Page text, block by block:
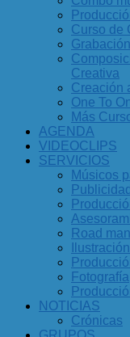
Curso de
Creativa
Creación
One To
Más
AGENDA
VIDEOCLIPS
SERVICIOS
Músicos
Publicidad
Road
Fotografía
NOTICIAS
Crónicas